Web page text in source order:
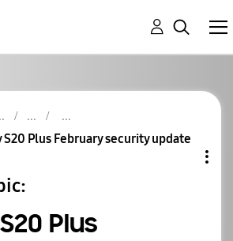
S20 Plus February security update
Plus